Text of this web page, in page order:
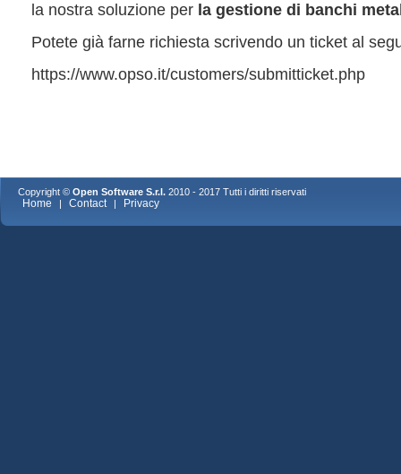
la nostra soluzione per la gestione di banchi
Potete già farne richiesta scrivendo un ticket al
https://www.opso.it/customers/submitticket.php
Copyright © Open Software S.r.l. 2010 - 2017 Tutti i diritti riservati
Home | Contact | Privacy